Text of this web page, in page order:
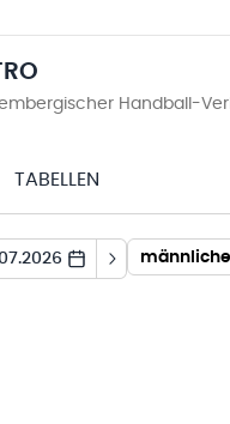
Handball-
TABELLEN